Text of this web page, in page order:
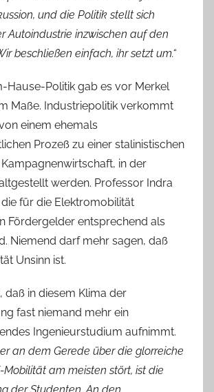
und die Politik stellt sich
Autoindustrie inzwischen auf den
beschließen einfach, ihr setzt um.“
Hause-Politik gab es vor Merkel
Maße. Industriepolitik verkommt
einem ehemals
Prozeß zu einer stalinistischen
in der
werden. Professor Indra
für die Elektromobilität
Fördergelder entsprechend als
Niemend darf mehr sagen, daß
Unsinn ist.
daß in diesem Klima der
fast niemand mehr ein
Ingenieurstudium aufnimmt.
an dem Gerede über die glorreiche
am meisten stört, ist die
der Studenten. An den